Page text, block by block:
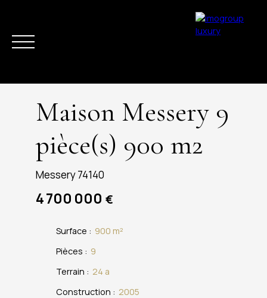
ACHETER VENDRE
Maison Messery 9
pièce(s) 900 m2
Messery 74140
4 700 000 €
Surface : 900 m²
Pièces : 9
Terrain : 24 a
Construction : 2005